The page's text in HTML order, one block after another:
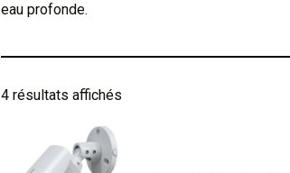
eau profonde.
4 résultats affichés